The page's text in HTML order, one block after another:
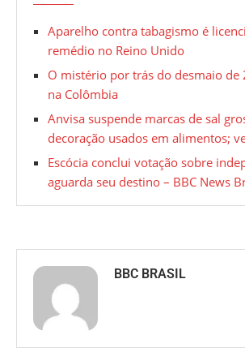
Aparelho contra tabagismo é
remédio no Reino Unido
O mistério por trás do desmaio de
na Colômbia
Anvisa suspende marcas de sal
decoração usados em alimentos;
Escócia conclui votação sobre
aguarda seu destino – BBC News
BBC BRASIL